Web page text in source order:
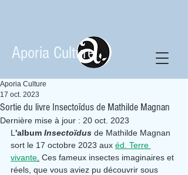
Aporia Culture
Sortie du livre Insectoïdus de Mathilde Magnan
Aporia Culture
17 oct. 2023
Dernière mise à jour : 20 oct. 2023
L 'album Insectoïdus de Mathilde Magnan
sort le 17 octobre 2023 aux éd. Terre
vivante Ces fameux insectes imaginaires et
réels, que vous aviez pu découvrir sous